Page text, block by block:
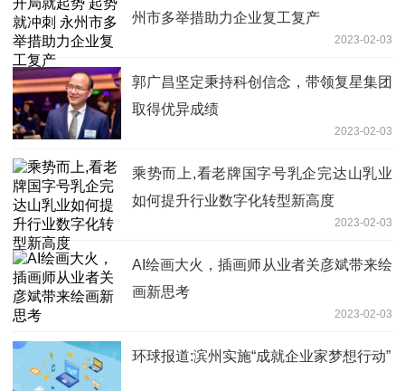
州市多举措助力企业复工复产
2023-02-03
郭广昌坚定秉持科创信念，带领复星集团
取得优异成绩
2023-02-03
乘势而上,看老牌国字号乳企完达山乳业
如何提升行业数字化转型新高度
2023-02-03
AI绘画大火，插画师从业者关彦斌带来绘
画新思考
2023-02-03
环球报道:滨州实施“成就企业家梦想行动”